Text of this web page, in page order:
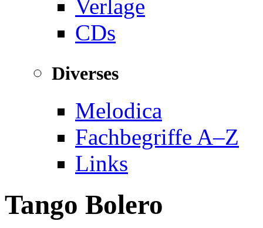
Verlage
CDs
Diverses
Melodica
Fachbegriffe A–Z
Links
Tango Bolero